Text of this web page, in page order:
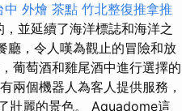
中 外燴 茶點 竹北整復推拿推
並延續了海洋標誌和海洋之
廳，令人嘆為觀止的冒險和放
葡萄酒和雞尾酒中進行選擇的
兩個機器人為客人提供服務，
壯麗的景色。 Aquadome這